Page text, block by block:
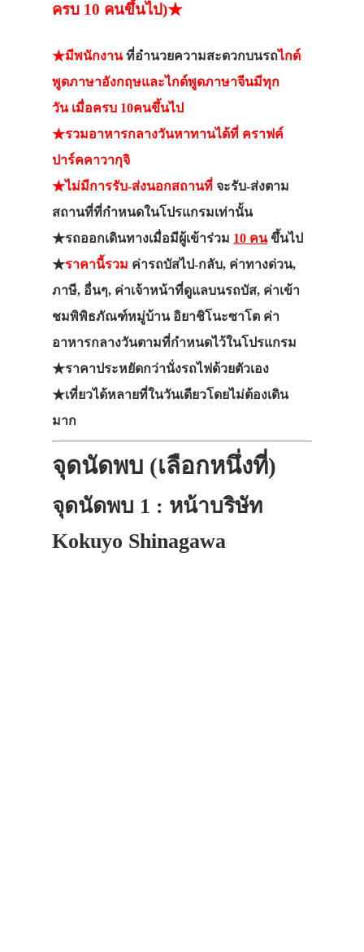
ครบ 10 คนขึ้นไป)★
★มีพนักงานที่อำนวยความสะดวกบนรถไกด์
พูดภาษาอังกฤษและไกด์พูดภาษาจีนมีทุก
วัน เมื่อครบ 10คนขึ้นไป
★รวมอาหารกลางวันหาทานได้ที่ คราฟค์
ปาร์คคาวากุจิ
★ไม่มีการรับ-ส่งนอกสถานที่ จะรับ-ส่งตาม
สถานที่ที่กำหนดในโปรแกรมเท่านั้น
★รถออกเดินทางเมื่อมีผู้เข้าร่วม 10 คนขึ้นไป
★ราคานี้รวม ค่ารถบัสไป-กลับ, ค่าทางด่วน,
ภาษี, อื่นๆ, ค่าเจ้าหน้าที่ดูแลบนรถบัส, ค่าเข้า
ชมพิพิธภัณฑ์หมู่บ้าน อิยาชิโนะซาโต ค่า
อาหารกลางวันตามที่กำหนดไว้ในโปรแกรม
★ราคาประหยัดกว่านั่งรถไฟด้วยตัวเอง
★เที่ยวได้หลายที่ในวันเดียวโดยไม่ต้องเดิน
มาก
จุดนัดพบ (เลือกหนึ่งที่)
จุดนัดพบ 1 : หน้าบริษัท
Kokuyo Shinagawa